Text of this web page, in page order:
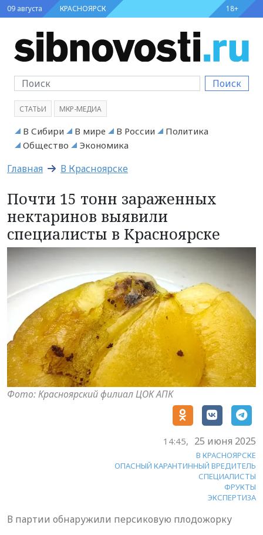
09 августа КРАСНОЯРСК 18+
Поиск
СТАТЬИ МКР-МЕДИА
В Сибири В мире В России
Политика
Общество
Экономика
Главная В Красноярске
Почти 15 тонн зараженных
нектаринов выявили
специалисты в Красноярске
Фото: Красноярский филиал ЦОК АПК
14:45, 25 июня 2025
В КРАСНОЯРСКЕ
ОПАСНЫЙ КАРАНТИННЫЙ ВРЕДИТЕЛЬ
СПЕЦИАЛИСТЫ
ФРУКТЫ
ЭКСПЕРТИЗА
В партии обнаружили персиковую плодожорку